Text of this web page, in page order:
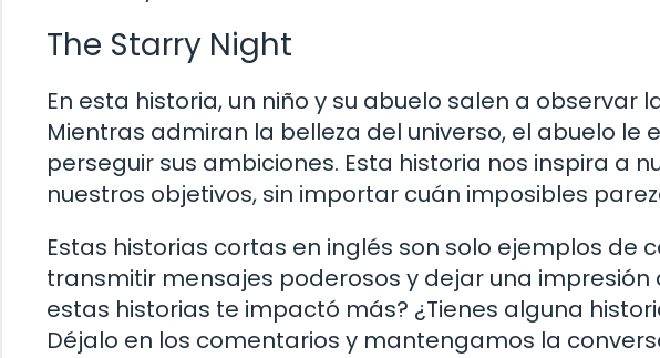
The Starry Night
En esta historia, un niño y su abuelo salen a observar
Mientras admiran la belleza del universo, el abuelo le
perseguir sus ambiciones. Esta historia nos inspira a
nuestros objetivos, sin importar cuán imposibles
Estas historias cortas en inglés son solo ejemplos de
transmitir mensajes poderosos y dejar una impresión
estas historias te impactó más? ¿Tienes alguna
Déjalo en los comentarios y mantengamos la